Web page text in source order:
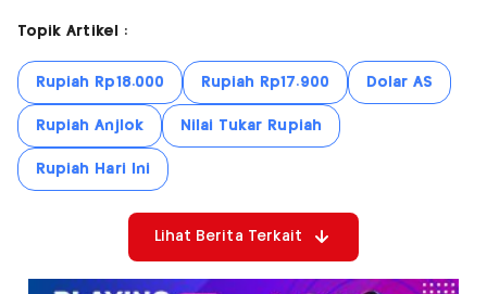
Topik Artikel :
Rupiah Rp18.000 Rupiah Rp17.900 Dolar AS
Rupiah Anjlok Nilai Tukar Rupiah
Rupiah Hari Ini
Lihat Berita Terkait